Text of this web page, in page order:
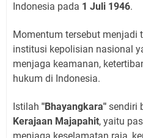
Indonesia pada 1 Juli 1946.
Momentum tersebut menjadi
institusi kepolisian nasional
menjaga keamanan,
hukum di Indonesia.
Istilah "Bhayangkara" sendiri
Kerajaan Majapahit, yaitu